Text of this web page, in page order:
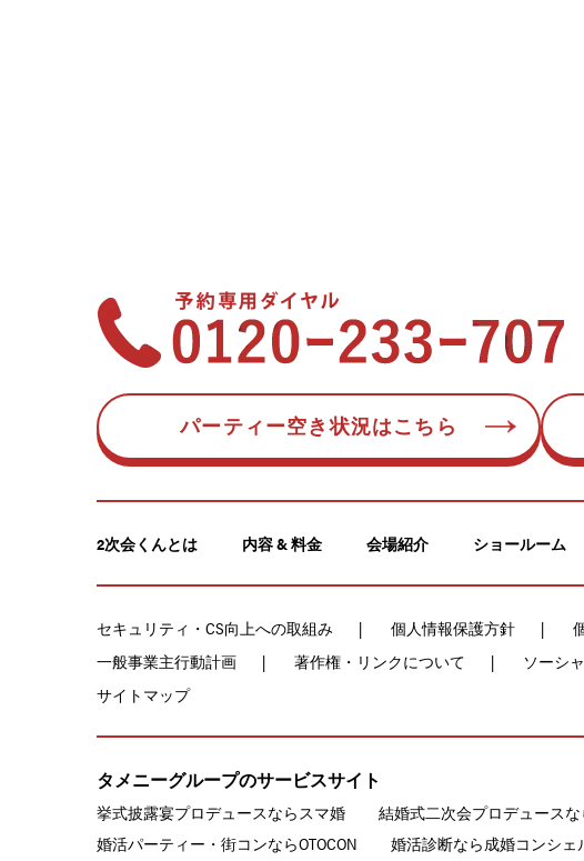
パーティー空き状況はこちら
2次会くんとは 内容 & 料金 会場紹介 ショールーム
セキュリティ・CS向上への取組み 個人情報保護方針
一般事業主行動計画
著作権・リンクについて ソーシ
サイトマップ
タメニーグループのサービスサイト
挙式披露宴プロデュースならスマ婚 結婚式二次会プロデュース
婚活パーティー・街コンならOTOCON
婚活診断なら成婚コンシェ